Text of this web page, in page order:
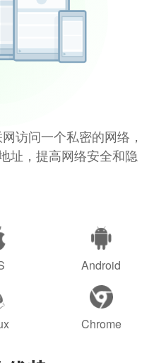
访问一个私密的网络，
址，提高网络安全和隐
Android
Chrome